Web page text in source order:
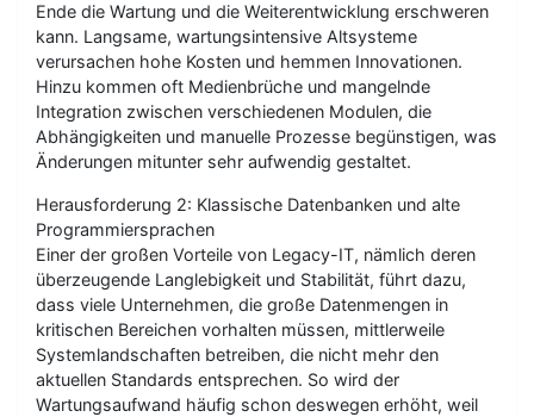
Ende die Wartung und die Weiterentwicklung erschweren
kann. Langsame, wartungsintensive Altsysteme
verursachen hohe Kosten und hemmen Innovationen.
Hinzu kommen oft Medienbrüche und mangelnde
Integration zwischen verschiedenen Modulen, die
Abhängigkeiten und manuelle Prozesse begünstigen, was
Änderungen mitunter sehr aufwendig gestaltet.
Herausforderung 2: Klassische Datenbanken und alte
Programmiersprachen
Einer der großen Vorteile von Legacy-IT, nämlich deren
überzeugende Langlebigkeit und Stabilität, führt dazu,
dass viele Unternehmen, die große Datenmengen in
kritischen Bereichen vorhalten müssen, mittlerweile
Systemlandschaften betreiben, die nicht mehr den
aktuellen Standards entsprechen. So wird der
Wartungsaufwand häufig schon deswegen erhöht, weil